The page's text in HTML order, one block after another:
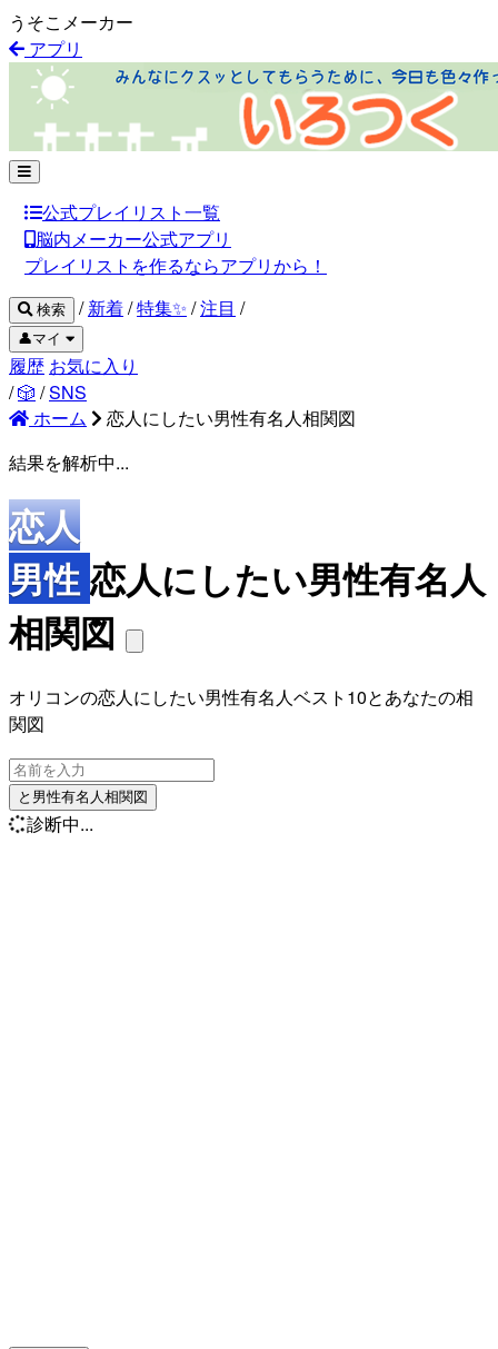
うそこメーカー
アプリ
公式プレイリスト一覧
脳内メーカー公式アプリ
プレイリストを作るならアプリから！
検索 / 新着/特集✨ /注目 /
👤マイ
履歴 お気に入り
/🎲 /SNS
ホーム
恋人にしたい男性有名人相関図
結果を解析中...
恋人
男性恋人にしたい男性有名人
相関図
オリコンの恋人にしたい男性有名人ベスト10とあなたの相
関図
と男性有名人相関図
診断中...